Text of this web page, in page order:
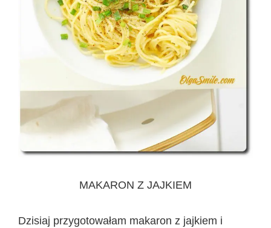
MAKARON Z JAJKIEM
Dzisiaj przygotowałam makaron z jajkiem i